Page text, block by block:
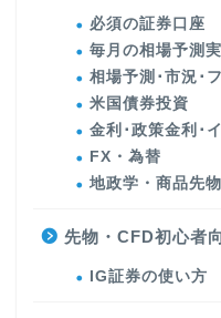
必須の証券口座
毎月の相場予測
相場予測･市況･
米国債券投資
金利･政策金利･
FX・為替
地政学・商品先
先物・CFD初心者
IG証券の使い方